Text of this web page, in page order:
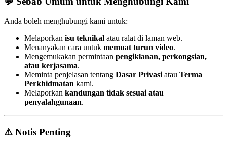
Anda boleh menghubungi kami untuk:
Melaporkan isu teknikal atau ralat di laman web.
Menanyakan cara untuk memuat turun video.
Mengemukakan permintaan pengiklanan, perkongsian,
atau kerjasama.
Meminta penjelasan tentang Dasar Privasi atau Terma
Perkhidmatan kami.
Melaporkan kandungan tidak sesuai atau
penyalahgunaan.
⚠️ Notis Penting